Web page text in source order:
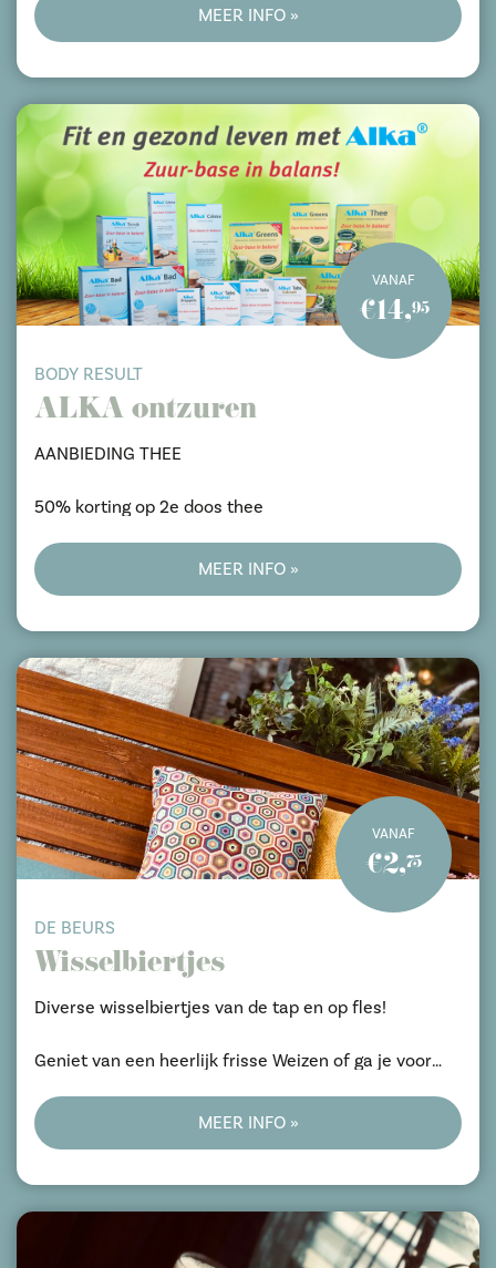
MEER INFO »
VANAF
€14,95
BODY RESULT
ALKA ontzuren
AANBIEDING THEE
50% korting op 2e doos thee
MEER INFO »
VANAF
€2,75
DE BEURS
Wisselbiertjes
Diverse wisselbiertjes van de tap en op fles!
Geniet van een heerlijk frisse Weizen of ga je voor
MEER INFO »